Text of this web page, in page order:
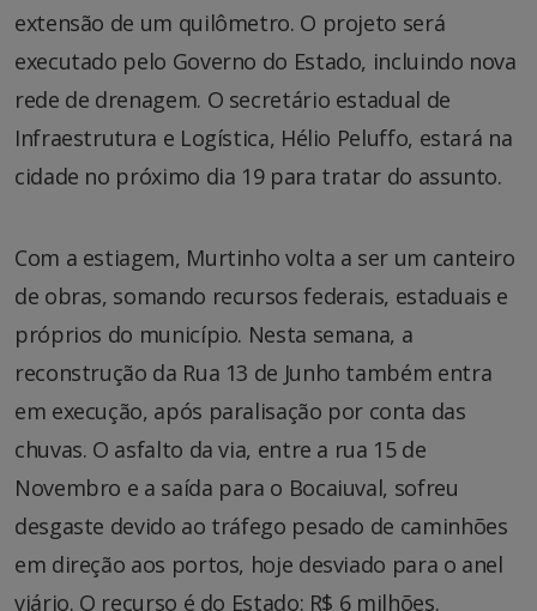
extensão de um quilômetro. O projeto será
executado pelo Governo do Estado, incluindo nova
rede de drenagem. O secretário estadual de
Infraestrutura e Logística, Hélio Peluffo, estará na
cidade no próximo dia 19 para tratar do assunto.
Com a estiagem, Murtinho volta a ser um canteiro
de obras, somando recursos federais, estaduais e
próprios do município. Nesta semana, a
reconstrução da Rua 13 de Junho também entra
em execução, após paralisação por conta das
chuvas. O asfalto da via, entre a rua 15 de
Novembro e a saída para o Bocaiuval, sofreu
desgaste devido ao tráfego pesado de caminhões
em direção aos portos, hoje desviado para o anel
viário. O recurso é do Estado: R$ 6 milhões.